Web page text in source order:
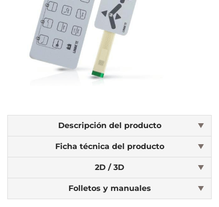
Descripción del producto
Ficha técnica del producto
2D / 3D
Folletos y manuales